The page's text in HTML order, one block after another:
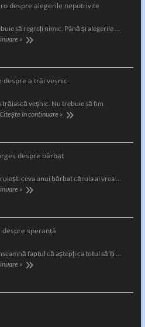
despre alegerile nepotrivite
să regreți nimic. Până și alegerile …
»
despre a trăi veșnic
trăiască veșnic. Nu trebuie să fim
Citește în continuare »
despre bărbat
ceva unui bărbat căruia ai vrea …
»
despre speranță
faptul că aştepţi ca totul să îţi …
»